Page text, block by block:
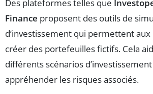
Des plateformes telles que
Finance proposent des outils de
d’investissement qui permettent
créer des portefeuilles fictifs. Cela
différents scénarios
appréhender les risques associés.